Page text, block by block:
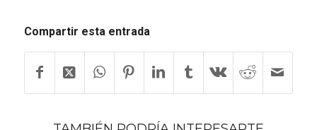
Compartir esta entrada